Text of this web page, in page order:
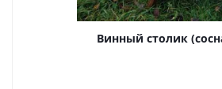
Винный столик